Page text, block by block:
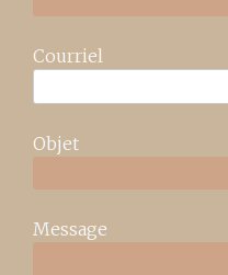
Courriel
Objet
Message